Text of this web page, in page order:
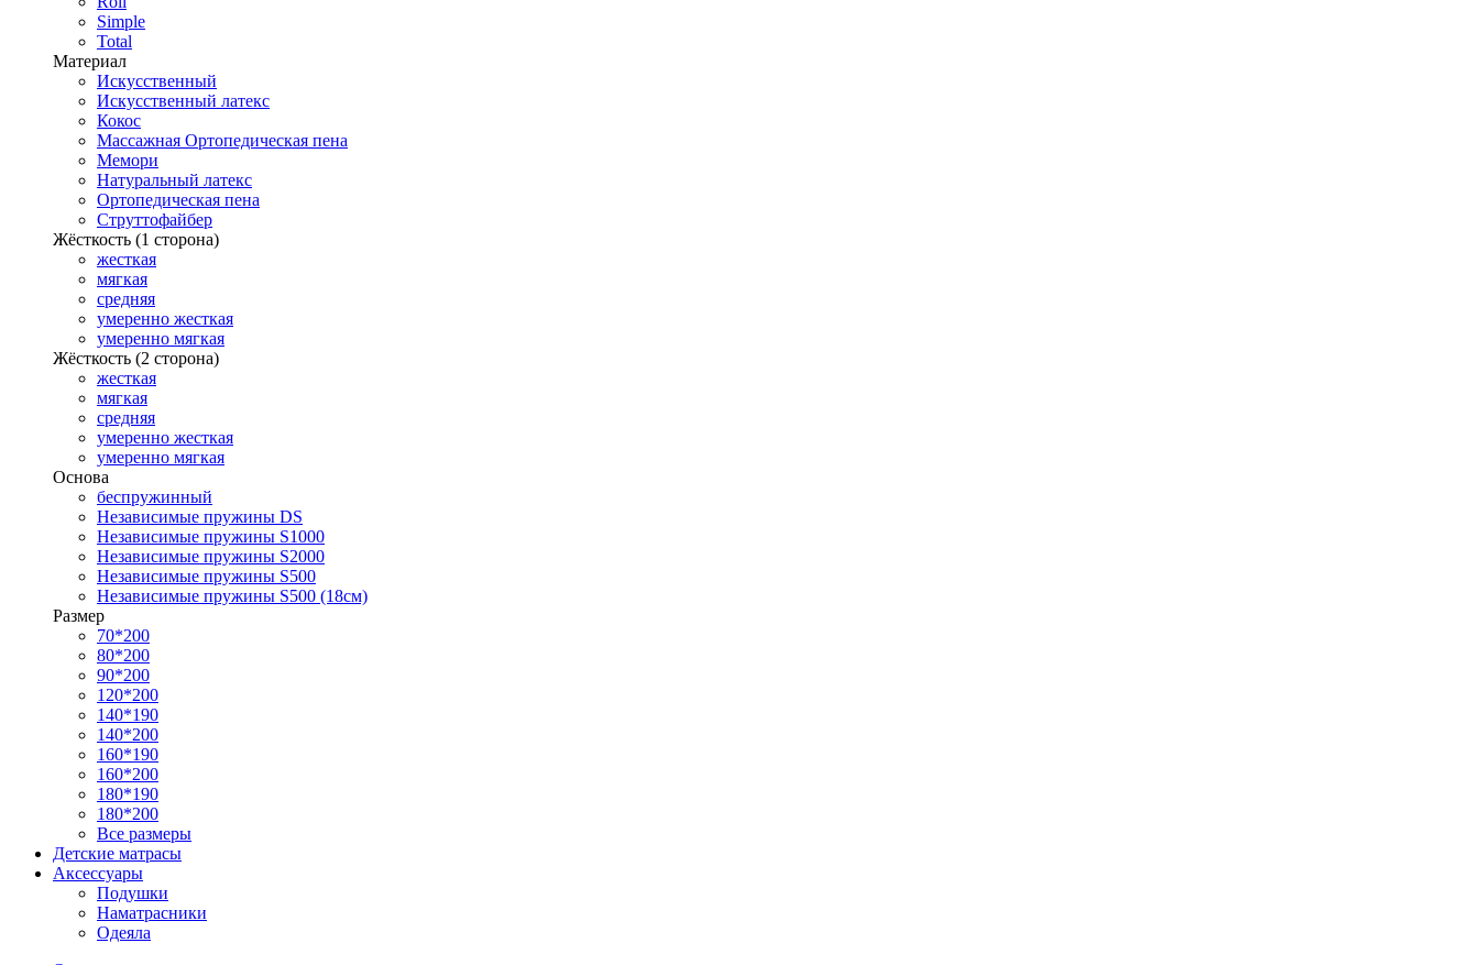
Simple
Total
Материал
Искусственный
Искусственный латекс
Кокос
Массажная Ортопедическая пена
Мемори
Натуральный латекс
Ортопедическая пена
Струттофайбер
Жёсткость (1 сторона)
жесткая
мягкая
средняя
умеренно жесткая
умеренно мягкая
Жёсткость (2 сторона)
жесткая
мягкая
средняя
умеренно жесткая
умеренно мягкая
Основа
беспружинный
Независимые пружины DS
Независимые пружины S1000
Независимые пружины S2000
Независимые пружины S500
Независимые пружины S500 (18см)
Размер
70*200
80*200
90*200
120*200
140*190
140*200
160*190
160*200
180*190
180*200
Все размеры
Детские матрасы
Аксессуары
Подушки
Наматрасники
Одеяла